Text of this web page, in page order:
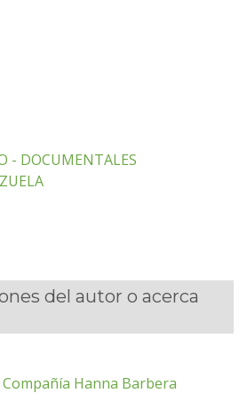
- DOCUMENTALES
del autor o acerca
Hanna Barbera